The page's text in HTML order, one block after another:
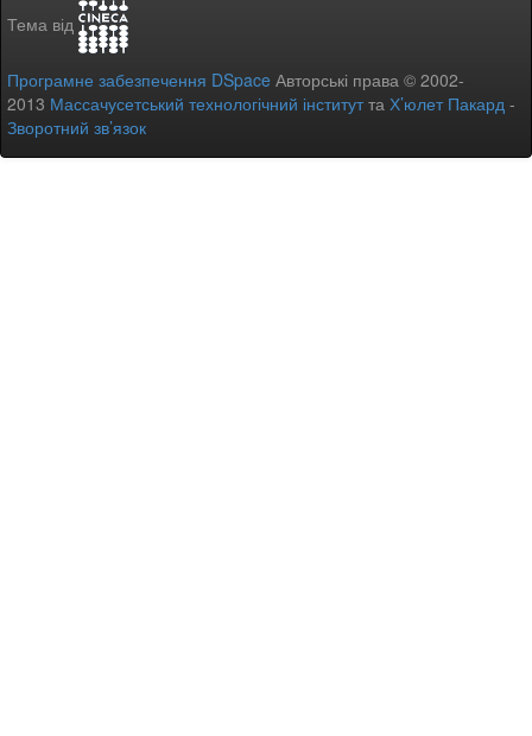
Тема від
Програмне забезпечення DSpace Авторські права © 2002-
2013 Массачусетський технологічний інститутта Х’юлет Пакард -
Зворотний зв’язок